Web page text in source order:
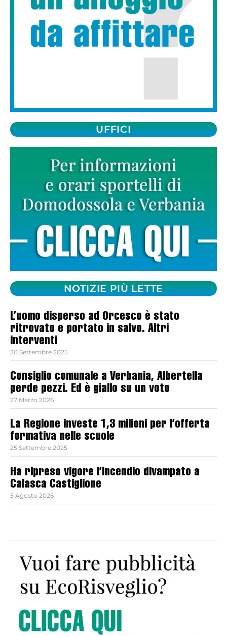
UFFICI
NOTIZIE PIÙ LETTE
L’uomo disperso ad Orcesco è stato
ritrovato e portato in salvo. Altri
interventi
30 Settembre 2025
Consiglio comunale a Verbania, Albertella
perde pezzi. Ed è giallo su un voto
27 Marzo 2026
La Regione investe 1,3 milioni per l’offerta
formativa nelle scuole
25 Settembre 2025
Ha ripreso vigore l’incendio divampato a
Calasca Castiglione
5 Agosto 2026